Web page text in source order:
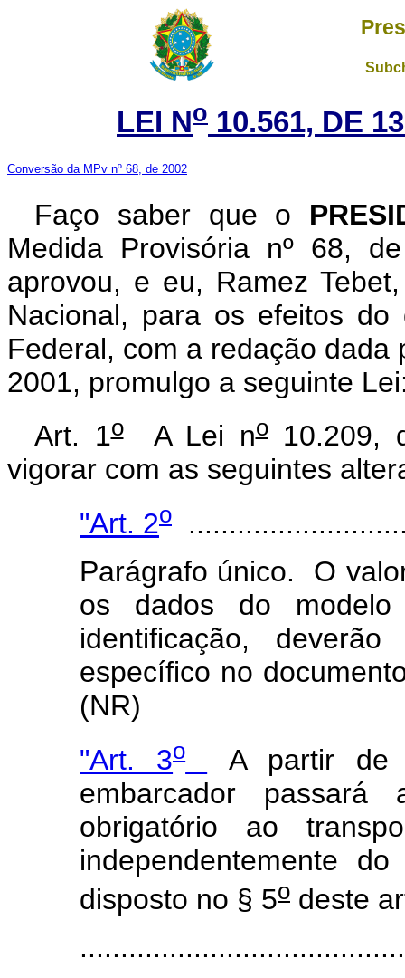
LEI No 10.561, DE
Conversão da MPv nº 68, de 2002
Faço saber que o
Medida Provisória nº 68,
aprovou, e eu, Ramez
Nacional, para os efeitos
Federal, com a redação dada
2001, promulgo a seguinte
Art. 1oA Lei no10.209,
vigorar com as seguintes
"Art. 2o
Parágrafo único. O
os dados do modelo
identificação,
específico no
(NR)
"Art. 3o
A partir de
embarcador passará
obrigatório ao
independentemente
disposto no § 5o deste